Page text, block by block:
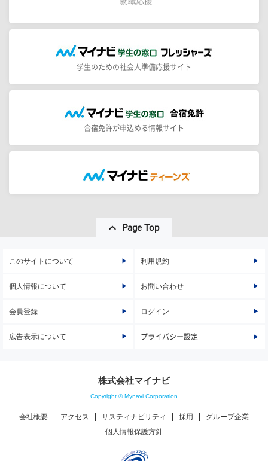
学生のための社会人準備応援サイト
合宿免許が申込める情報サイト
Page Top
このサイトについて 利用規約
個人情報について お問い合わせ
会員登録 ログイン
広告表示について プライバシー設定
株式会社マイナビ
Copyright © Mynavi Corporation
会社概要 アクセス サスティナビリティ 採用
グループ企業
個人情報保護方針